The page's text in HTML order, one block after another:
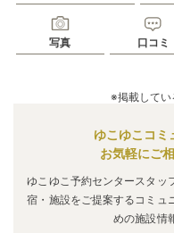
写真 口コミ
※掲載してい
ゆこゆこコミ
お気軽にご
ゆこゆこ予約センタースタッ
宿・施設をご提案するコミュ
めの施設情